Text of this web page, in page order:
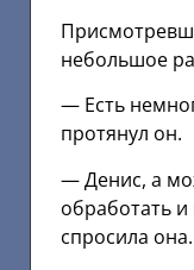
небольшое
— Есть
протянул он.
— Денис, а
обработать
спросила